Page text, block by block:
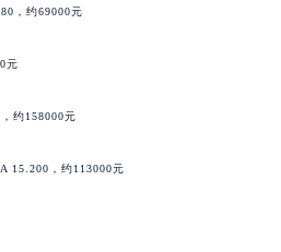
，约69000元
元
约158000元
15.200，约113000元